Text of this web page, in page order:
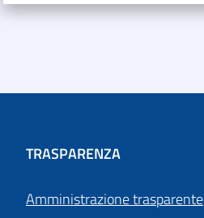
TRASPARENZA
Amministrazione trasparente